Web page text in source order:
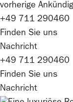
vorherige
+49 711 290460
Finden Sie uns
Nachricht
+49 711 290460
Finden Sie uns
Nachricht